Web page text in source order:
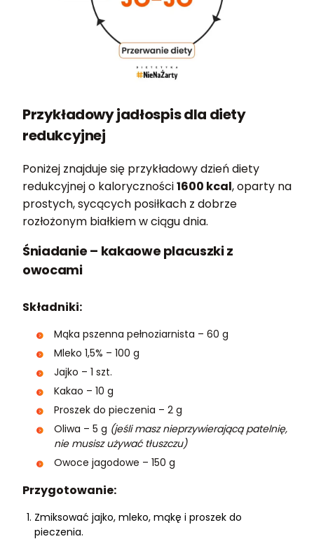
Przykładowy jadłospis dla diety
redukcyjnej
Poniżej znajduje się przykładowy dzień diety
redukcyjnej o kaloryczności1600 kcal, oparty na
prostych, sycących posiłkach z dobrze
rozłożonym białkiem w ciągu dnia.
Śniadanie – kakaowe placuszki z
owocami
Składniki:
Mąka pszenna pełnoziarnista – 60 g
Mleko 1,5% – 100 g
Jajko – 1 szt.
Kakao – 10 g
Proszek do pieczenia – 2 g
Oliwa – 5 g (jeśli masz nieprzywierającą patelnię,
nie musisz używać tłuszczu)
Owoce jagodowe – 150 g
Przygotowanie:
Zmiksować jajko, mleko, mąkę i proszek do
pieczenia.